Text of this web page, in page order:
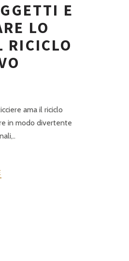
E
LO
RICICLO
ama il riciclo
in modo divertente